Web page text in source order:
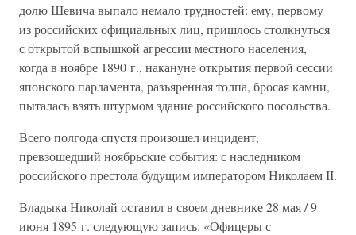
долю Шевича выпало немало трудностей: ему, первому
из российских официальных лиц, пришлось столкнуться
с открытой вспышкой агрессии местного населения,
когда в ноябре 1890 г., накануне открытия первой сессии
японского парламента, разъяренная толпа, бросая камни,
пыталась взять штурмом здание российского посольства.
Всего полгода спустя произошел инцидент,
превзошедший ноябрьские события: с наследником
российского престола будущим императором Николаем II.
Владыка Николай оставил в своем дневнике 28 мая / 9
июня 1895 г. следующую запись: «Офицеры с